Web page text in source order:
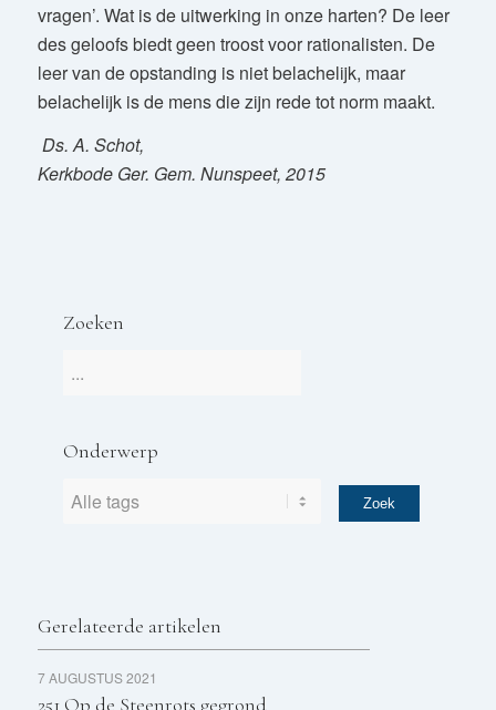
vragen’. Wat is de uitwerking in onze harten? De leer
des geloofs biedt geen troost voor rationalisten. De
leer van de opstanding is niet belachelijk, maar
belachelijk is de mens die zijn rede tot norm maakt.
Ds. A. Schot,
Kerkbode Ger. Gem. Nunspeet, 2015
Zoeken
Onderwerp
Gerelateerde artikelen
7 AUGUSTUS 2021
251 Op de Steenrots gegrond